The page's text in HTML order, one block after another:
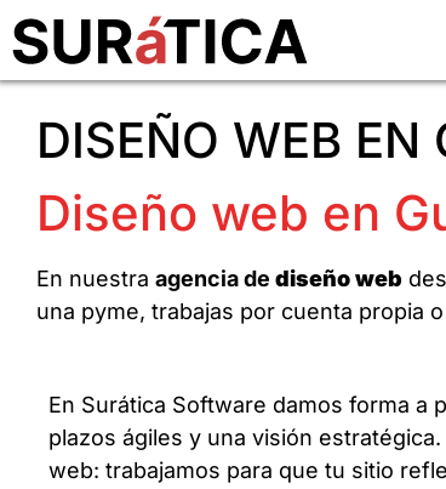
DISEÑO WEB EN
Diseño web en
En nuestra agencia de diseño web
una pyme, trabajas por cuenta propia
En Surática Software damos forma a
plazos ágiles y una visión
web: trabajamos para que tu sitio